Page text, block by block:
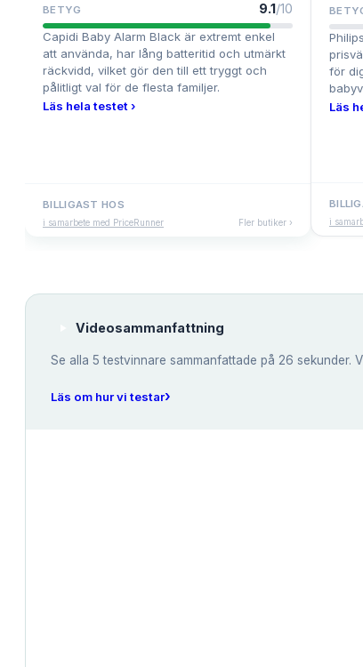
BETYG 9.1/10
Capidi Baby Alarm Black är extremt enkel
att använda, har lång batteritid och utmärkt
räckvidd, vilket gör den till ett tryggt och
pålitligt val för de flesta familjer.
Läs hela testet ›
BILLIGAST HOS
i samarbete med PriceRunner Fler butiker ›
för
Läs
i
Videosammanfattning
Se alla 5 testvinnare sammanfattade på 26 sekunder.
Läs om hur vi testar›